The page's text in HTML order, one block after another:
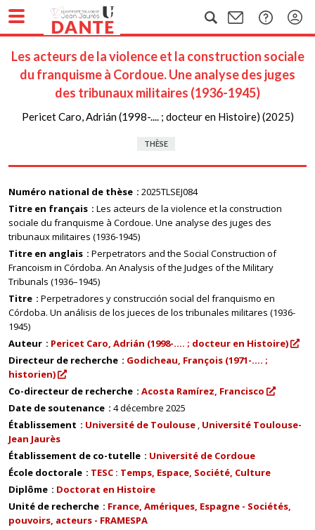
Les acteurs de la violence et la construction sociale
du franquisme à Cordoue. Une analyse des juges
des tribunaux militaires (1936-1945)
Pericet Caro, Adrián (1998-.... ; docteur en Histoire) (2025)
THÈSE
Numéro national de thèse
2025TLSEJ084
Titre en français
Les acteurs de la violence et la construction
sociale du franquisme à Cordoue. Une analyse des juges des
tribunaux militaires (1936-1945)
Titre en anglais
Perpetrators and the Social Construction of
Francoism in Córdoba. An Analysis of the Judges of the Military
Tribunals (1936–1945)
Titre
Perpetradores y construcción social del franquismo en
Córdoba. Un análisis de los jueces de los tribunales militares (1936-
1945)
Auteur
Pericet Caro, Adrián (1998-.... ; docteur en Histoire)
Directeur de recherche
Godicheau, François (1971-.... ;
historien)
Co-directeur de recherche
Acosta Ramírez, Francisco
Date de soutenance
4 décembre 2025
Établissement
Université de Toulouse Université Toulouse-
Jean Jaurès
Établissement de co-tutelle
Université de Cordoue
École doctorale
TESC : Temps, Espace, Société, Culture
Diplôme
Doctorat en Histoire
Unité de recherche
France, Amériques, Espagne - Sociétés,
pouvoirs, acteurs - FRAMESPA